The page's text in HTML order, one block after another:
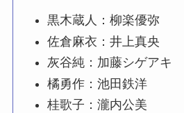
黒木蔵人：柳楽優弥
佐倉麻衣：井上真央
灰谷純：加藤シゲアキ
橘勇作：池田鉄洋
桂歌子：瀧内公美